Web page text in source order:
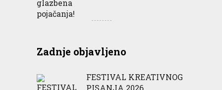
Zadnje objavljeno
FESTIVAL KREATIVNOG
PISANJA 2026.